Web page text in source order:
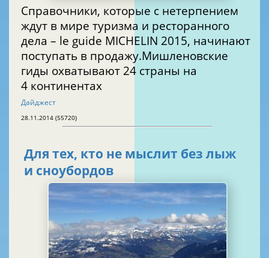
Справочники, которые с нетерпением
ждут в мире туризма и ресторанного
дела – le guide MICHELIN 2015, начинают
поступать в продажу.Мишленовские
гиды охватывают 24 страны на
4 континентах
Дайджест
28.11.2014 (55720)
Для тех, кто не мыслит без лыж
и сноубордов